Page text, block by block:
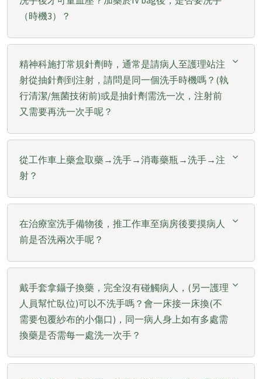
（時機3）？
精神科施打常規針劑時，通常是請病人至護理站注
射從抽針劑到注射，請問是同一個洗手時機嗎？(執
行清潔/無菌技術前)或是抽針劑需洗一次，注射前
又需要再洗一次手呢？
從工作車上藥盒取藥→洗手→消毒藥瓶→洗手→注
射？
在治療室洗手備物後，推工作車至病房後要摸病人
前是否洗兩次手呢？
戴手套拿鑷子換藥，完全沒有碰觸病人，(另一護理
人員幫忙臥位)可以不洗手嗎？會一床接一床換(不
需要包覆紗布的小傷口)，同一病人身上如有多處需
換藥是否需每一處洗一次手？